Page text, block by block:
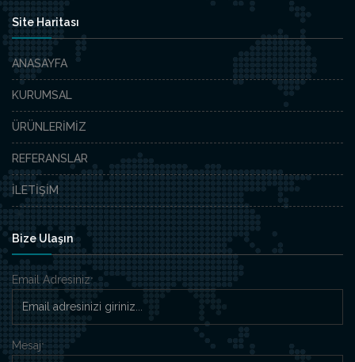
Site Haritası
ANASAYFA
KURUMSAL
ÜRÜNLERİMİZ
REFERANSLAR
İLETİŞİM
Bize Ulaşın
Email Adresiniz*
Mesaj*